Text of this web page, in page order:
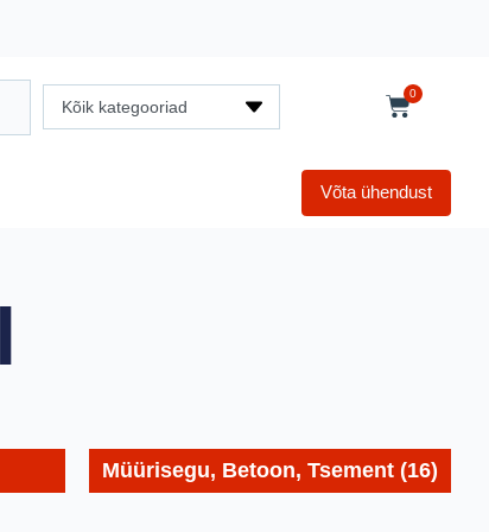
Kõik kategooriad
0
Võta ühendust
Müürisegu, Betoon, Tsement (16)